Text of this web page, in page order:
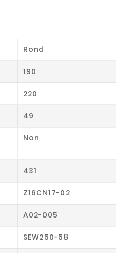
Rond
190
220
49
Non
431
Z16CN17-02
A02-005
SEW250-58